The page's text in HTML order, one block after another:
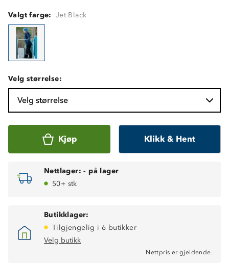
Valgt farge: Jet Black
Velg størrelse:
Velg størrelse
Kjøp Klikk & Hent
Nettlager: - på lager
50+ stk
Butikklager:
Tilgjengelig i 6 butikker
Velg butikk
Nettpris er gjeldende.
Vindtett